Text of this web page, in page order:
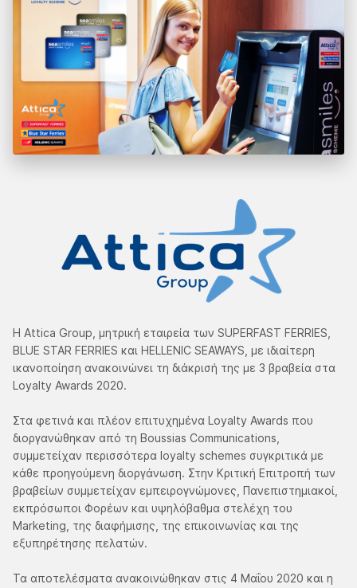
Η Attica Group, μητρική εταιρεία των SUPERFAST FERRIES,
BLUE STAR FERRIES και HELLENIC SEAWAYS, με ιδιαίτερη
ικανοποίηση ανακοινώνει τη διάκρισή της με 3 βραβεία στα
Loyalty Awards 2020.
Στα φετινά και πλέον επιτυχημένα Loyalty Awards που
διοργανώθηκαν από τη Boussias Communications,
συμμετείχαν περισσότερα loyalty schemes συγκριτικά με
κάθε προηγούμενη διοργάνωση. Στην Κριτική Επιτροπή των
βραβείων συμμετείχαν εμπειρογνώμονες, Πανεπιστημιακοί,
εκπρόσωποι Φορέων και υψηλόβαθμα στελέχη του
Marketing, της διαφήμισης, της επικοινωνίας και της
εξυπηρέτησης πελατών.
Τα αποτελέσματα ανακοινώθηκαν στις 4 Μαΐου 2020 και η